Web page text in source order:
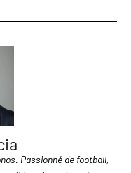
Passionné de football,